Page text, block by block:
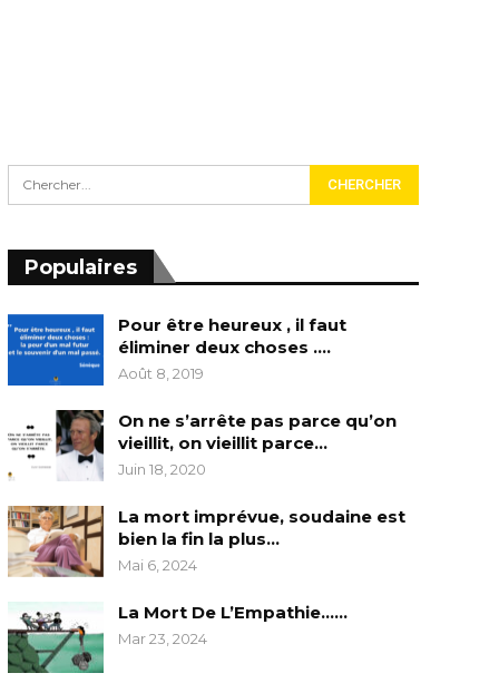
Populaires
Pour être heureux , il faut
éliminer deux choses ….
Août 8, 2019
On ne s’arrête pas parce qu’on
vieillit, on vieillit parce…
Juin 18, 2020
La mort imprévue, soudaine est
bien la fin la plus…
Mai 6, 2024
La Mort De L’Empathie……
Mar 23, 2024